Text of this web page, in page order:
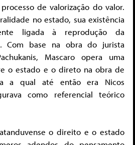
de valorização do valor.
no estado, sua existência
ligada à reprodução da
Com base na obra do jurista
Mascaro opera uma
o estado e o direto na obra de
a qual até então era Nicos
como referencial teórico
o direito e o estado